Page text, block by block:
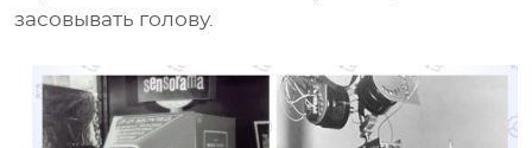
засовывать голову.